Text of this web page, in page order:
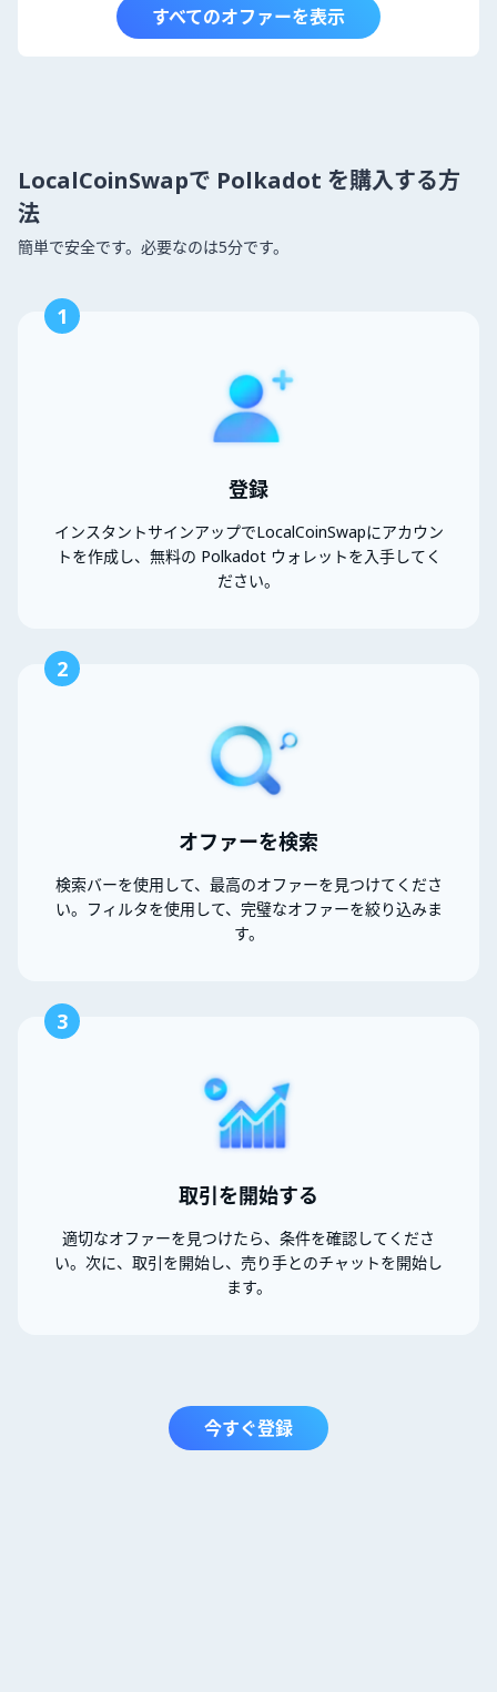
すべてのオファーを表示
LocalCoinSwapで Polkadot を購入する方
法
簡単で安全です。必要なのは5分です。
1
登録
インスタントサインアップでLocalCoinSwapにアカウン
トを作成し、無料の Polkadot ウォレットを入手してく
ださい。
2
オファーを検索
検索バーを使用して、最高のオファーを見つけてくださ
い。フィルタを使用して、完璧なオファーを絞り込みま
す。
3
取引を開始する
適切なオファーを見つけたら、条件を確認してくださ
い。次に、取引を開始し、売り手とのチャットを開始し
ます。
今すぐ登録